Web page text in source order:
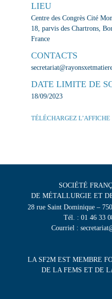
LIEU
Centre des Congrès Cité
18, parvis des Chartrons,
France
CONTACTS
DATE LIMITE DE
18/09/2023
TÉLÉCHARGEZ L’AFFICHE
SOCIÉTÉ
DE MÉTALLURGIE ET
28 rue Saint Dominique –
Tél. : 01 46 33
Courriel :
LA SF2M EST MEMBRE
DE LA FEMS ET DE